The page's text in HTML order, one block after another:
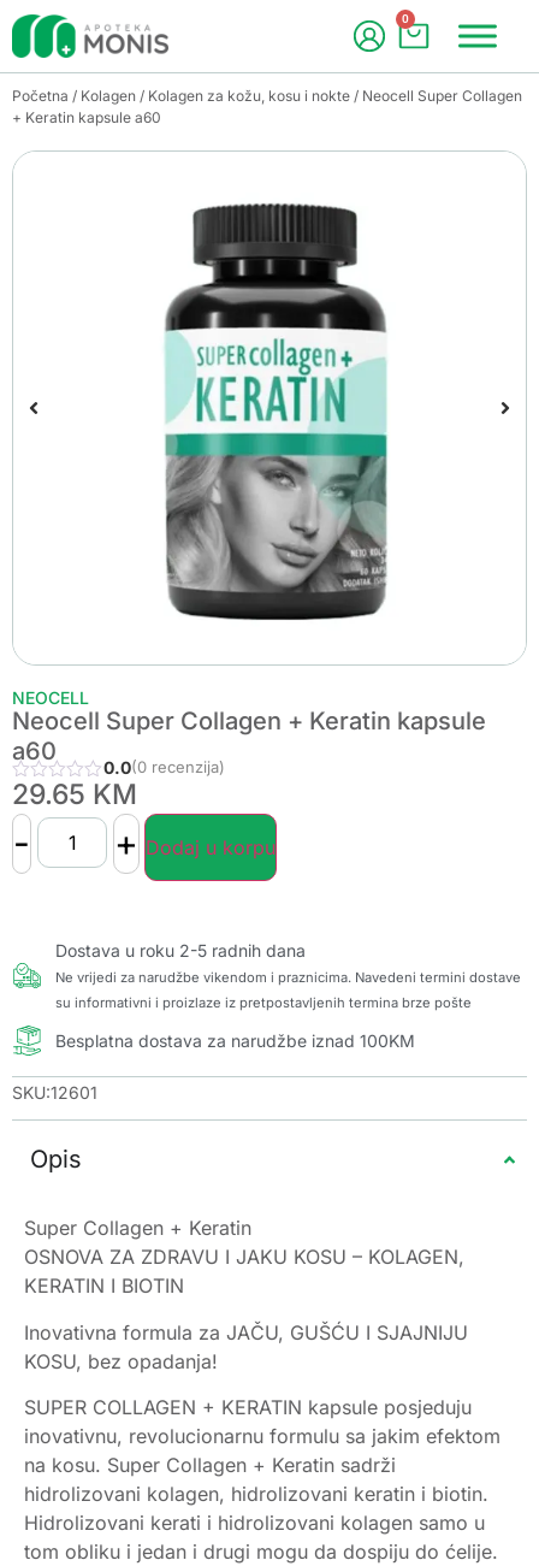
0
Početna / Kolagen / Kolagen za kožu, kosu i nokte / Neocell Super Collagen
+ Keratin kapsule a60
NEOCELL
Neocell Super Collagen + Keratin kapsule
a60
0.0(0 recenzija)
29.65 KM
- + Dodaj u korpu
Dostava u roku 2-5 radnih dana
Ne vrijedi za narudžbe vikendom i praznicima. Navedeni termini dostave
su informativni i proizlaze iz pretpostavljenih termina brze pošte
Besplatna dostava za narudžbe iznad 100KM
SKU:12601
Opis
Super Collagen + Keratin
OSNOVA ZA ZDRAVU I JAKU KOSU – KOLAGEN,
KERATIN I BIOTIN
Inovativna formula za JAČU, GUŠĆU I SJAJNIJU
KOSU, bez opadanja!
SUPER COLLAGEN + KERATIN kapsule posjeduju
inovativnu, revolucionarnu formulu sa jakim efektom
na kosu. Super Collagen + Keratin sadrži
hidrolizovani kolagen, hidrolizovani keratin i biotin.
Hidrolizovani kerati i hidrolizovani kolagen samo u
tom obliku i jedan i drugi mogu da dospiju do ćelije.